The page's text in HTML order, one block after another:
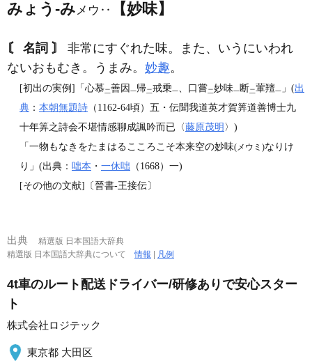
みょう‐みメウ‥ 【妙味】
〘 名詞 〙
非常にすぐれた味。また、いうにいわれ
ないおもむき。うまみ。 妙趣。
[初出の実例]「心慕二善因 一帰二戒乗一 、口嘗二妙味一断二葷羶一 」(出
典 ： 本朝無題詩 （1162‐64頃）五・伝聞我道英才賀筭道善博士九
十年筭之詩会不堪情感聊成諷吟而已〈藤原茂明 〉)
「一物もなきをたまはるこころこそ本来空の妙味(メウミ)なりけ
り」(出典： 咄本 ・ 一休咄 （1668）一)
[その他の文献]〔晉書‐王接伝〕
出典
精選版 日本国語大辞典
精選版 日本国語大辞典について情報 凡例
4t車のルート配送ドライバー/研修ありで安心スター
ト
株式会社ロジテック
東京都 大田区